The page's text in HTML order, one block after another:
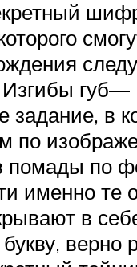
Изгибы губ—
задание, в
по
помады по
именно те
в
верно